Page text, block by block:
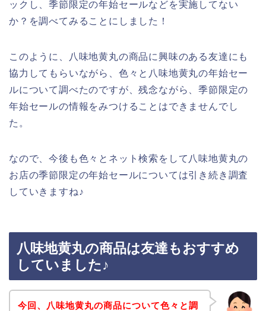
ックし、季節限定の年始セールなどを実施してない
か？を調べてみることにしました！
このように、八味地黄丸の商品に興味のある友達にも
協力してもらいながら、色々と八味地黄丸の年始セー
ルについて調べたのですが、残念ながら、季節限定の
年始セールの情報をみつけることはできませんでし
た。
なので、今後も色々とネット検索をして八味地黄丸の
お店の季節限定の年始セールについては引き続き調査
していきますね♪
八味地黄丸の商品は友達もおすすめ
していました♪
今回、八味地黄丸の商品について色々と調